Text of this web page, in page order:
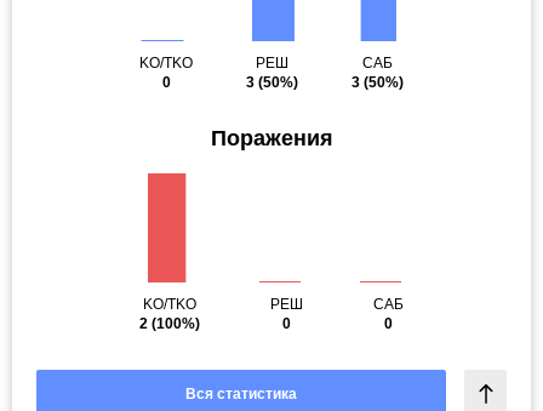
KO/TKO
0
РЕШ
3 (50%)
САБ
3 (50%)
Поражения
KO/TKO
2 (100%)
РЕШ
0
САБ
0
Вся статистика